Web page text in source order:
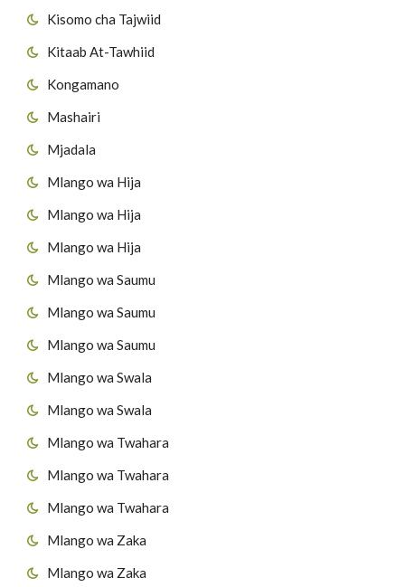
Kisomo cha Tajwiid
Kitaab At-Tawhiid
Kongamano
Mashairi
Mjadala
Mlango wa Hija
Mlango wa Hija
Mlango wa Hija
Mlango wa Saumu
Mlango wa Saumu
Mlango wa Saumu
Mlango wa Swala
Mlango wa Swala
Mlango wa Twahara
Mlango wa Twahara
Mlango wa Twahara
Mlango wa Zaka
Mlango wa Zaka